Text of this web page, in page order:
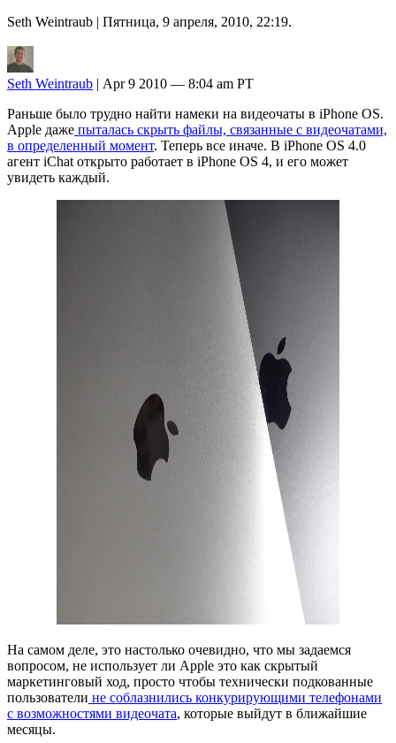
Seth Weintraub | Пятница, 9 апреля, 2010, 22:19.
Seth Weintraub | Apr 9 2010 — 8:04 am PT
Раньше было трудно найти намеки на видеочаты в iPhone OS.
Apple даже пыталась скрыть файлы, связанные с видеочатами,
в определенный момент. Теперь все иначе. В iPhone OS 4.0
агент iChat открыто работает в iPhone OS 4, и его может
увидеть каждый.
На самом деле, это настолько очевидно, что мы задаемся
вопросом, не использует ли Apple это как скрытый
маркетинговый ход, просто чтобы технически подкованные
пользователи не соблазнились конкурирующими телефонами
с возможностями видеочата, которые выйдут в ближайшие
месяцы.